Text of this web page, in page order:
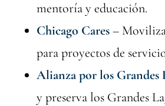
mentoría y educación.
Chicago Cares–
para proyectos de
Alianza por los Grandes
y preserva los Grandes